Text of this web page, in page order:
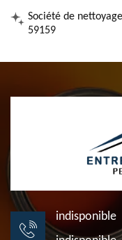
Société de
59159
indisponible